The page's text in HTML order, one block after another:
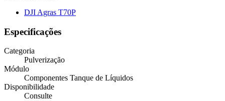
DJI Agras T70P
Especificações
Categoria
Pulverização
Módulo
Componentes Tanque de Líquidos
Disponibilidade
Consulte